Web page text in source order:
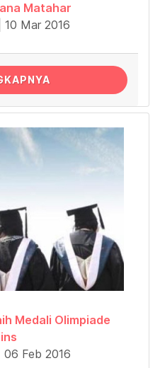
Matahar
10 Mar 2016
Medali Olimpiade
06 Feb 2016